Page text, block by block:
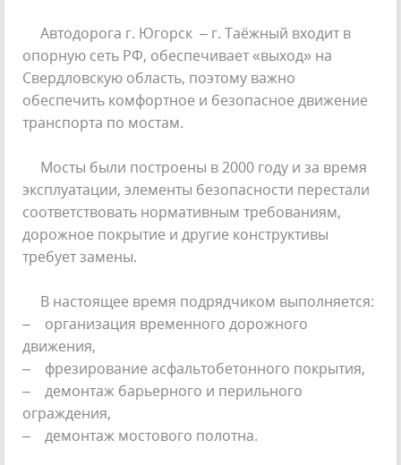
Автодорога г. Югорск – г. Таёжный входит в
опорную сеть РФ, обеспечивает «выход» на
Свердловскую область, поэтому важно
обеспечить комфортное и безопасное движение
транспорта по мостам.
Мосты были построены в 2000 году и за время
эксплуатации, элементы безопасности перестали
соответствовать нормативным требованиям,
дорожное покрытие и другие конструктивы
требует замены.
В настоящее время подрядчиком выполняется:
– организация временного дорожного
движения,
– фрезирование асфальтобетонного покрытия,
– демонтаж барьерного и перильного
ограждения,
– демонтаж мостового полотна.